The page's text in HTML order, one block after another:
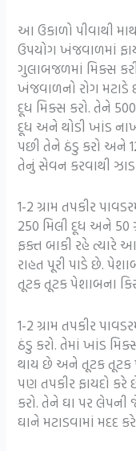
આ ઉકાળો પીવાથી
ઉપયોગ ખંજવાળમાં
ગુલાબજળમાં મિક્સ
ખંજવાળનો રોગ મટાડે
દૂધ મિક્સ કરો. તેને
દૂધ અને થોડી ખાંડ
પછી તેને ઠંડુ કરો અને
તેનું સેવન કરવાથી
1-2 ગ્રામ તપકીર
250 મિલી દૂધ અને 50
ફક્ત બાકી રહે ત્યારે
રાહત પૂરી પાડે છે.
તૂટક તૂટક પેશાબના
1-2 ગ્રામ તપકીર
ઠંડુ કરો. તેમાં ખાંડ
થાય છે અને તૂટક તૂટક
પણ તપકીર ફાયદો
કરો. તેને ઘા પર
ઘાને મટાડવામાં મદદ